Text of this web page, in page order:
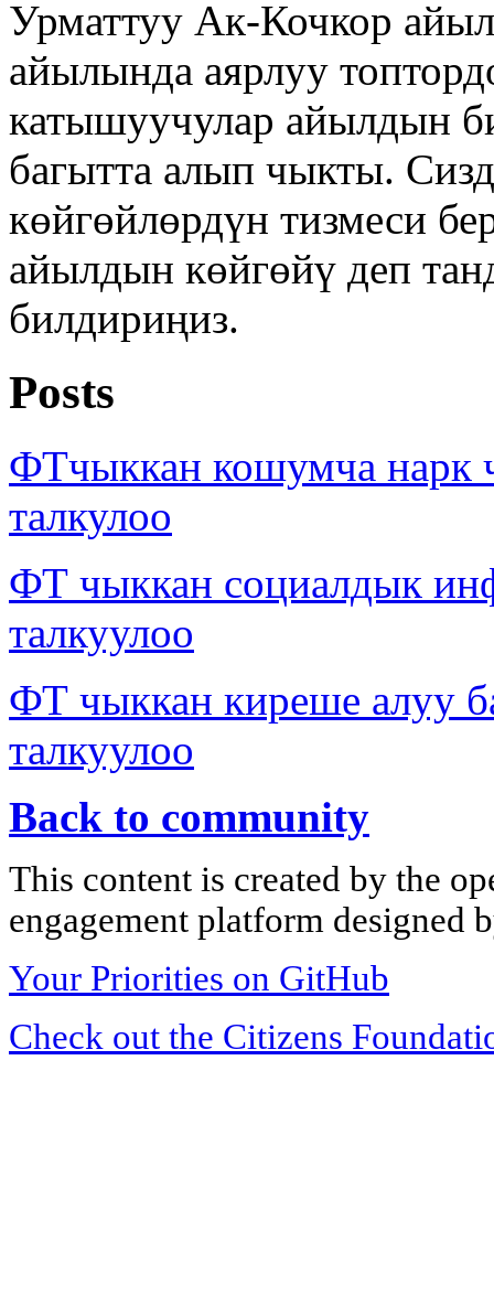
Урматтуу Ак-Кочкор
айылында аярлуу
катышуучулар айылдын
багытта алып чыкты.
көйгөйлөрдүн тизмеси
айылдын көйгөйү деп
билдириңиз.
Posts
ФТчыккан кошумча нарк
талкулоо
ФТ чыккан социалдык
талкуулоо
ФТ чыккан киреше алуу
талкуулоо
Back to community
This content is created by the
engagement platform designed
Your Priorities on GitHub
Check out the Citizens